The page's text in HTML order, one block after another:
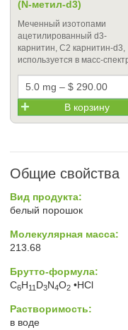
(N-метил-d3)
Меченный изотопами
ацетилированный d3-
карнитин, C2 карнитин-d3,
используется в масс-
В корзину
Общие свойства
Вид продукта:
белый порошок
Молекулярная масса:
213.68
Брутто-формула:
C6H11 D3N4O2 •HCl
Растворимость:
в воде